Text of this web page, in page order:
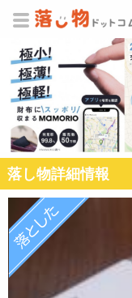
落し物詳細情報